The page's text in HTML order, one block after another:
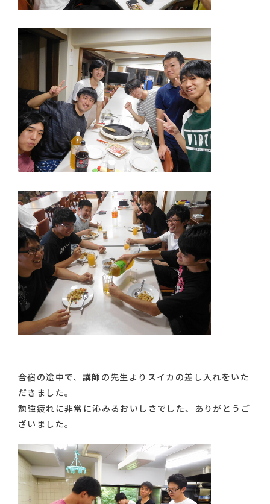
合宿の途中で、講師の先生よりスイカの差し入れをいた
だきました。
勉強疲れに非常に沁みるおいしさでした、ありがとうご
ざいました。